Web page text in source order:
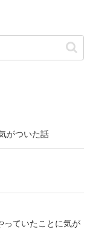
がついた話
っていたことに気が